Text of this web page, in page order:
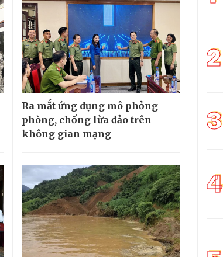
Ra mắt ứng dụng mô phỏng
phòng, chống lừa đảo trên
không gian mạng
2
3
4